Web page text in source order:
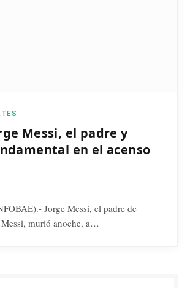
Messi, el padre y
en el acenso
Jorge Messi, el padre de
murió anoche, a…